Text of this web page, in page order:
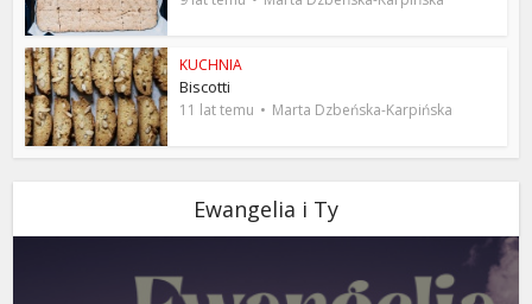
KUCHNIA
Biscotti
11 lat temu Marta Dzbeńska-Karpińska
Ewangelia i Ty